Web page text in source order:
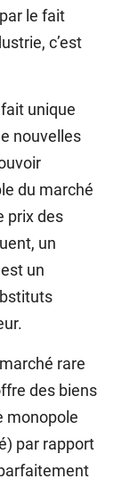
le fait
c’est
unique
nouvelles
du marché
prix des
un
un
rare
des biens
monopole
par rapport